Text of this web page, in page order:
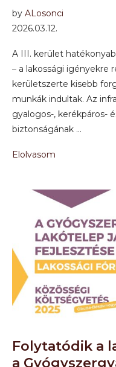
by ALosonci
2026.03.12.
A III. kerület
– a lakossági igényekre
kerületszerte kisebb
munkák indultak. Az
gyalogos-, kerékpáros-
biztonságának …
Elolvasom
Folytatódik a
a